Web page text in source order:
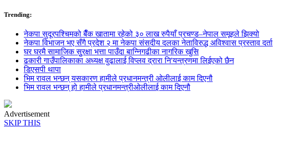
Trending:
नेकपा सुदूरपश्चिमको बैँक खातामा रहेको ३० लाख रुपैयाँ प्रचण्ड–नेपाल समूहले झिक्य‍ो
नेकपा विभाजन भए सँगै प्रदेश २ मा नेकपा संसदीय दलका नेताविरुद्ध अविश्वास प्रस्ताव दर्ता
घर घरमै सामाजिक सुुरक्षा भत्ता पाउँदा बान्निगढीका नागरिक खुसि
ढकारी गाउँपालिकाका अध्यक्ष वुढालाई विप्लव द्रारा नि'यन्त्रणमा लिईएको छैन
डिएसपी थापा
भिम रावल भन्छन् यसकारण हामीले प्रधानमन्त्री ओलीलाई काम दिएनौ
भिम रावल भन्छन् हो हामीले प्रधानमन्त्रीओलीलाई काम दिएनौ
Advertisement
SKIP THIS